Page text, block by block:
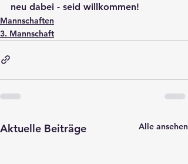
neu dabei - seid willkommen!
Mannschaften
3. Mannschaft
Aktuelle Beiträge Alle ansehen